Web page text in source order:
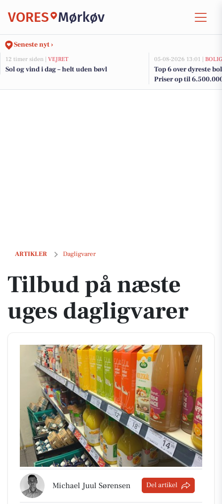
VORES Mørkøv
Seneste nyt ›
12 timer siden | VEJRET
Sol og vind i dag – helt uden bøvl
05-08-2026 13:01 |
Top 6 over dyreste
Priser op til
ARTIKLER Dagligvarer
Tilbud på næste uges dagligvarer
Tilbud på næste
uges dagligvarer
Michael Juul Sørensen Del artikel